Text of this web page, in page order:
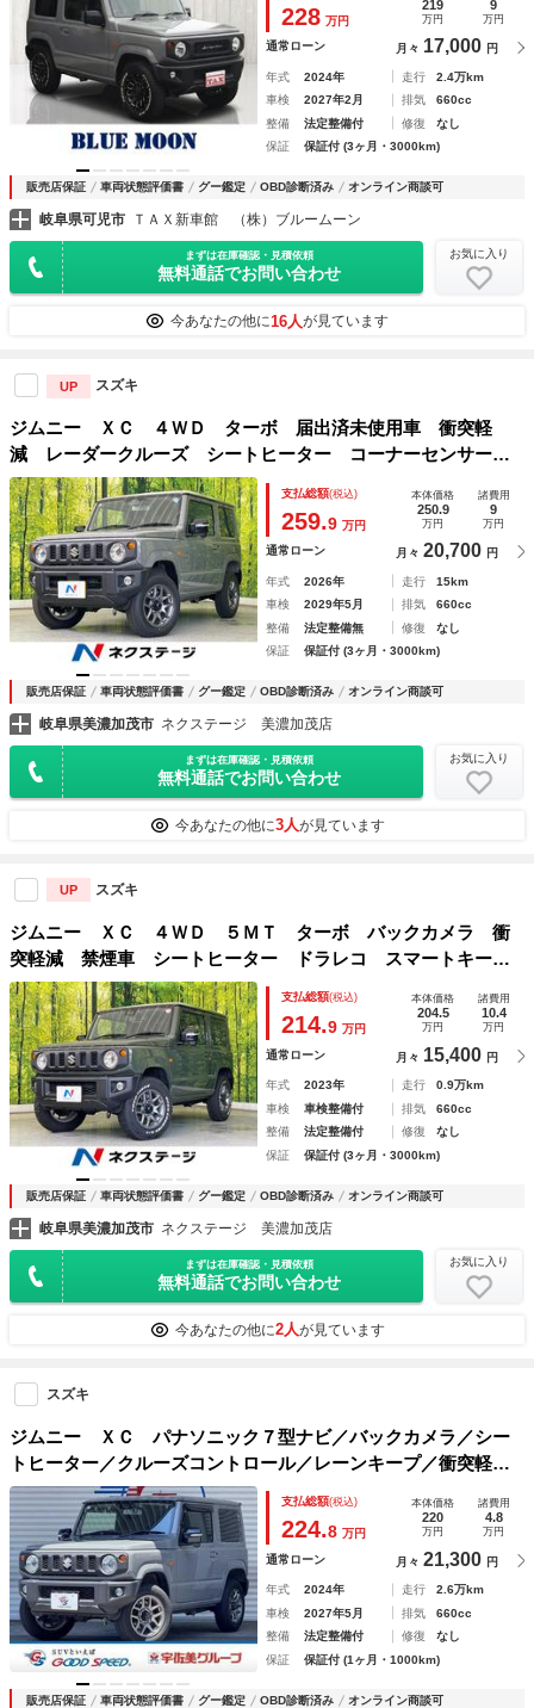
228 万円
219
万円
9
万円
通常ローン 月々 17,000 円
年式 2024年 走行
2.4万km
車検
2027年2月 排気
660cc
整備
法定整備付 修復
なし
保証
保証付 (3ヶ月・3000km)
販売店保証 車両状態評価書 グー鑑定 OBD診断済み オンライン商談可
岐阜県可児市 ＴＡＸ新車館 （株）ブルームーン
まずは在庫確認・見積依頼
無料通話でお問い合わせ
お気に入り
今あなたの他に16人が見ています
UP スズキ
ジムニー ＸＣ ４ＷＤ ターボ 届出済未使用車 衝突軽
減 レーダークルーズ シートヒーター コーナーセンサー
スマートキー ＬＥＤヘッド オートハイビーム 車線逸脱警
報 オートライト オートエアコン
支払総額(税込)
259.9 万円
本体価格
250.9
万円
諸費用
9
万円
通常ローン 月々 20,700 円
年式 2026年 走行
15km
車検
2029年5月 排気
660cc
整備
法定整備無 修復
なし
保証
保証付 (3ヶ月・3000km)
販売店保証 車両状態評価書 グー鑑定 OBD診断済み オンライン商談可
岐阜県美濃加茂市 ネクステージ 美濃加茂店
まずは在庫確認・見積依頼
無料通話でお問い合わせ
お気に入り
今あなたの他に3人が見ています
UP スズキ
ジムニー ＸＣ ４ＷＤ ５ＭＴ ターボ バックカメラ 衝
突軽減 禁煙車 シートヒーター ドラレコ スマートキー
ＬＥＤヘッド ディスプレイオーディオ ＥＴＣ クルコン
オートハイビーム 車線逸脱警報
支払総額(税込)
214.9 万円
本体価格
204.5
万円
諸費用
10.4
万円
通常ローン 月々 15,400 円
年式 2023年 走行
0.9万km
車検
車検整備付 排気
660cc
整備
法定整備付 修復
なし
保証
保証付 (3ヶ月・3000km)
販売店保証 車両状態評価書 グー鑑定 OBD診断済み オンライン商談可
岐阜県美濃加茂市 ネクステージ 美濃加茂店
まずは在庫確認・見積依頼
無料通話でお問い合わせ
お気に入り
今あなたの他に2人が見ています
スズキ
ジムニー ＸＣ パナソニック７型ナビ／バックカメラ／シー
トヒーター／クルーズコントロール／レーンキープ／衝突軽減
ブレーキ／オートエアコン／クリアランスソナー／ＥＴＣ／ド
ライブレコーダー／スマートキー／ＬＥＤヘッド
支払総額(税込)
224.8 万円
本体価格
220
万円
諸費用
4.8
万円
通常ローン 月々 21,300 円
年式 2024年 走行
2.6万km
車検
2027年5月 排気
660cc
整備
法定整備付 修復
なし
保証
保証付 (1ヶ月・1000km)
販売店保証 車両状態評価書 グー鑑定 OBD診断済み
オンライン商談可